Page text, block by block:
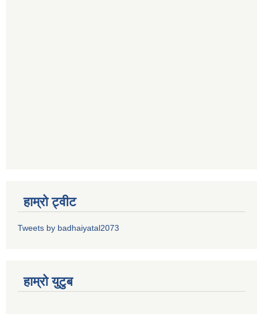
हाम्रो ट्वीट
Tweets by badhaiyatal2073
हाम्रो युटुब